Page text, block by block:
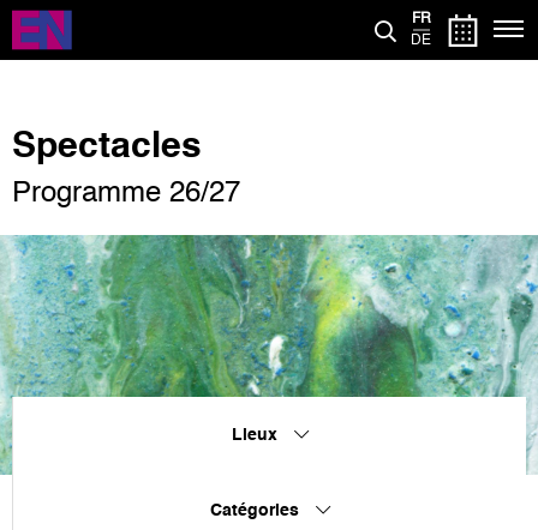
Aller
contenu
FR
DE
Spectacles
Programme 26/27
Lieux
Catégories